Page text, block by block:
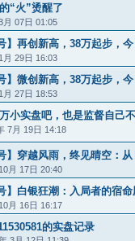
“火”烫醒了
月 07日 01:05
】再创新高，38万起步，
月 29日 16:03
】微创新高，38万起步，
月 27日 18:53
小实盘吧，也是监督自己
7月 19日 14:18
】穿越风雨，终见晴空：
月 17日 20:40
】白银狂潮：入局者的宿命
月 16日 16:17
的实盘记录